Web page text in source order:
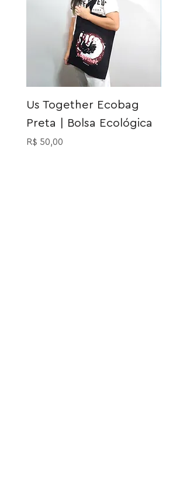
Us Together Ecobag
Preta | Bolsa Ecológica
Preço
R$ 50,00